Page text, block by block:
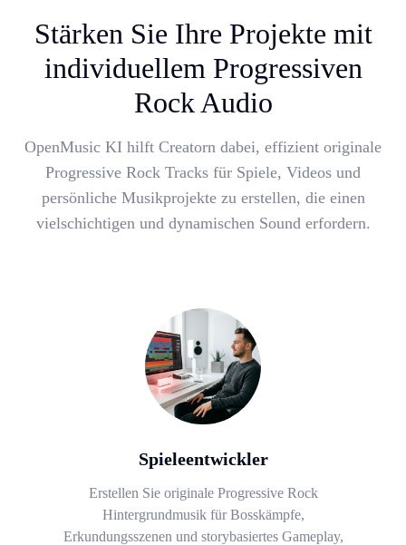
Stärken Sie Ihre Projekte mit
individuellem Progressiven
Rock Audio
OpenMusic KI hilft Creatorn dabei, effizient originale
Progressive Rock Tracks für Spiele, Videos und
persönliche Musikprojekte zu erstellen, die einen
vielschichtigen und dynamischen Sound erfordern.
Spieleentwickler
Erstellen Sie originale Progressive Rock
Hintergrundmusik für Bosskämpfe,
Erkundungsszenen und storybasiertes Gameplay,